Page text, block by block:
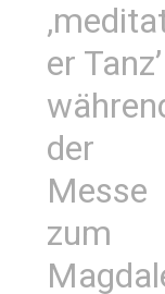
er Tanz’
der
Messe
zum